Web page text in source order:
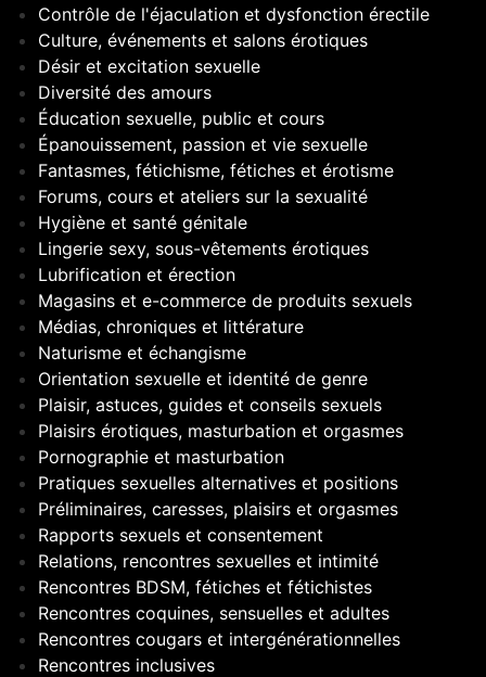
Contrôle de l'éjaculation et dysfonction érectile
Culture, événements et salons érotiques
Désir et excitation sexuelle
Diversité des amours
Éducation sexuelle, public et cours
Épanouissement, passion et vie sexuelle
Fantasmes, fétichisme, fétiches et érotisme
Forums, cours et ateliers sur la sexualité
Hygiène et santé génitale
Lingerie sexy, sous-vêtements érotiques
Lubrification et érection
Magasins et e-commerce de produits sexuels
Médias, chroniques et littérature
Naturisme et échangisme
Orientation sexuelle et identité de genre
Plaisir, astuces, guides et conseils sexuels
Plaisirs érotiques, masturbation et orgasmes
Pornographie et masturbation
Pratiques sexuelles alternatives et positions
Préliminaires, caresses, plaisirs et orgasmes
Rapports sexuels et consentement
Relations, rencontres sexuelles et intimité
Rencontres BDSM, fétiches et fétichistes
Rencontres coquines, sensuelles et adultes
Rencontres cougars et intergénérationnelles
Rencontres inclusives